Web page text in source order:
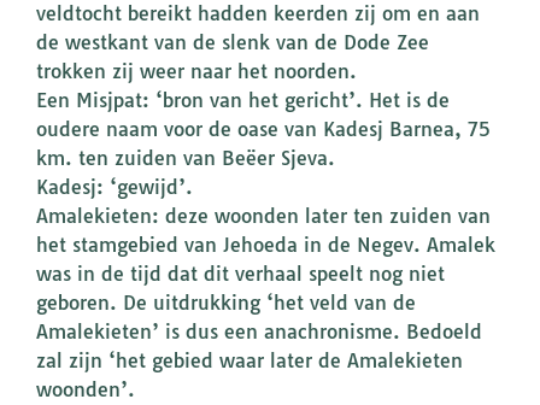
veldtocht bereikt hadden keerden zij om en aan
de westkant van de slenk van de Dode Zee
trokken zij weer naar het noorden.
Een Misjpat: ‘bron van het gericht’. Het is de
oudere naam voor de oase van Kadesj Barnea, 75
km. ten zuiden van Beëer Sjeva.
Kadesj: ‘gewijd’.
Amalekieten: deze woonden later ten zuiden van
het stamgebied van Jehoeda in de Negev. Amalek
was in de tijd dat dit verhaal speelt nog niet
geboren. De uitdrukking ‘het veld van de
Amalekieten’ is dus een anachronisme. Bedoeld
zal zijn ‘het gebied waar later de Amalekieten
woonden’.